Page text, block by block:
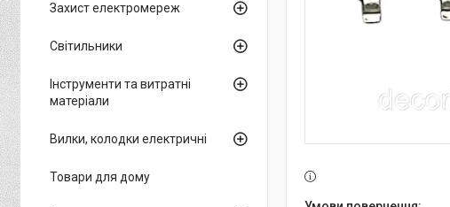
Захист електромереж
Світильники
Інструменти та витратні
матеріали
Вилки, колодки електричні
Товари для дому